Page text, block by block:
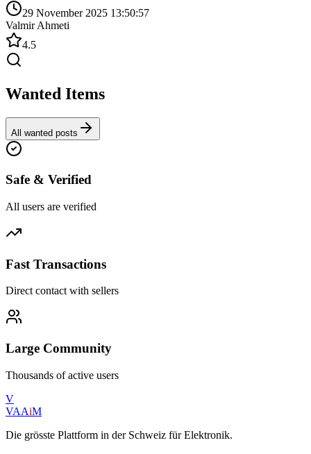
29 November 2025 13:50:57
Valmir Ahmeti
4.5
Wanted Items
All wanted posts
Safe & Verified
All users are verified
Fast Transactions
Direct contact with sellers
Large Community
Thousands of active users
V
VAAiM
Die grösste Plattform in der Schweiz für Elektronik.